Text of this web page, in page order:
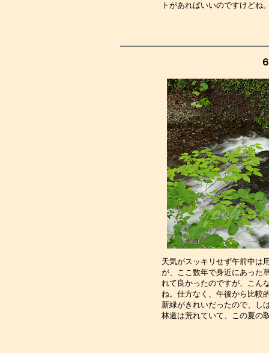
トがあれば
天気がスッキリせず午前中は
が、ここ数年で身近にあった
れて良かったのですが、こん
ね。仕方なく、午後から比較
新緑がきれいだったので、し
林道は荒れていて、